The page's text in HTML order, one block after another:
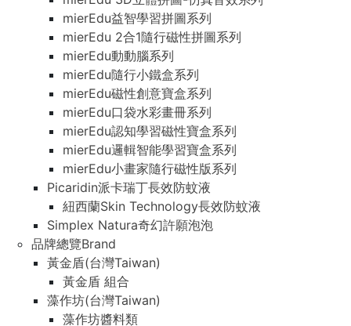
mierEdu益智學習拼圖系列
mierEdu 2合1隨行磁性拼圖系列
mierEdu動動腦系列
mierEdu隨行小鐵盒系列
mierEdu磁性創意寶盒系列
mierEdu口袋水彩畫冊系列
mierEdu認知學習磁性寶盒系列
mierEdu邏輯智能學習寶盒系列
mierEdu小畫家隨行磁性版系列
Picaridin派卡瑞丁長效防蚊液
紐西蘭Skin Technology長效防蚊液
Simplex Natura奇幻許願泡泡
品牌總覽Brand
黃金盾(台灣Taiwan)
黃金盾 組合
藻作坊(台灣Taiwan)
藻作坊醬料類